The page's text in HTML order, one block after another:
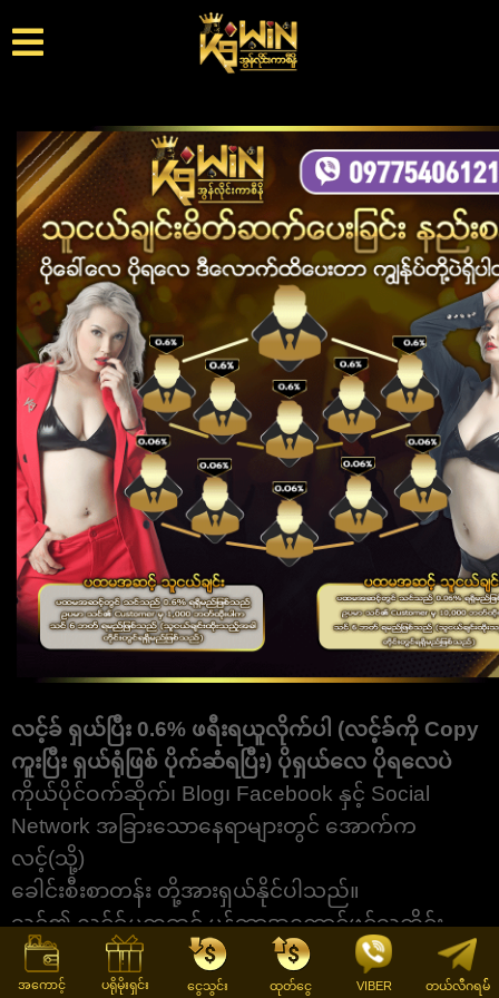
လင့်ခ် ရှယ်ပြီး 0.6% ဖရီးရယူလိုက်ပါ (လင့်ခ်ကို Copy
ကူးပြီး ရှယ်ရုံဖြစ် ပိုက်ဆံရပြီး) ပိုရှယ်လေ ပိုရလေပဲ
ကိုယ်ပိုင်ဝက်ဆိုက်၊ Blog၊ Facebook နှင့် Social
Network အခြားသောနေရာများတွင် အောက်က
လင့်(သို့)
ခေါင်းစီးစာတန်း တို့အားရှယ်နိုင်ပါသည်။
သင်၏ လင့်ခ်မှတဆင့် မန်ဘာအကောင့်ဖွင့်သူတိုင်း
သည် သင်၏ကွန်ယက်ထဲသို့ရောက်ရှိမည်ဖြစ်ပြီး
သင်၏ကွန်ယက်အတွင်းမှ Customer များလာရောက်
အကောင့် ပရိုမိုးရှင်း ငွေသွင်း ထုတ်ငွေ VIBER တယ်လီဂရမ််